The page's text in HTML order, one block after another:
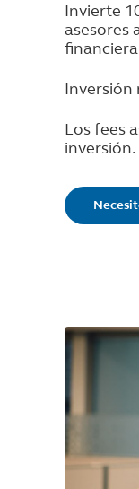
Invierte
asesores
Inversión
Los fees
inversión.